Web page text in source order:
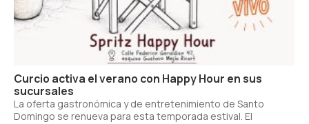
Curcio activa el verano con Happy Hour en sus
sucursales
La oferta gastronómica y de entretenimiento de Santo
Domingo se renueva para esta temporada estival. El